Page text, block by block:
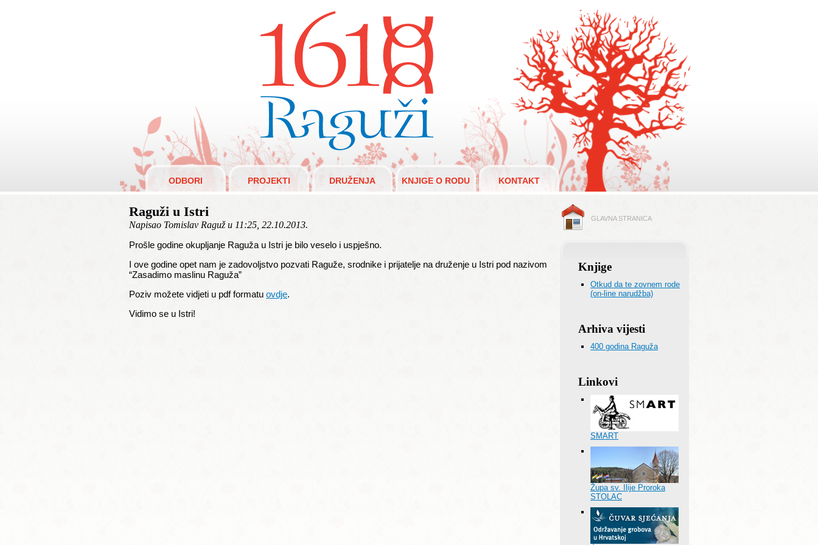
Raguži 1610.
ODBORI PROJEKTI DRUŽENJA KNJIGE O RODU KONTAKT
GLAVNA STRANICA
Knjige
Otkud da te zovnem rode
(on-line narudžba)
Arhiva vijesti
400 godina Raguža
Linkovi
SMART
Župa sv. Ilije Proroka
STOLAC
Raguži u Istri
Napisao Tomislav Raguž u 11:25, 22.10.2013.
Prošle godine okupljanje Raguža u Istri je bilo veselo i uspješno.
I ove godine opet nam je zadovoljstvo pozvati Raguže, srodnike i prijatelje na druženje u Istri pod nazivom
“Zasadimo maslinu Raguža”
Poziv možete vidjeti u pdf formatu ovdje.
Vidimo se u Istri!